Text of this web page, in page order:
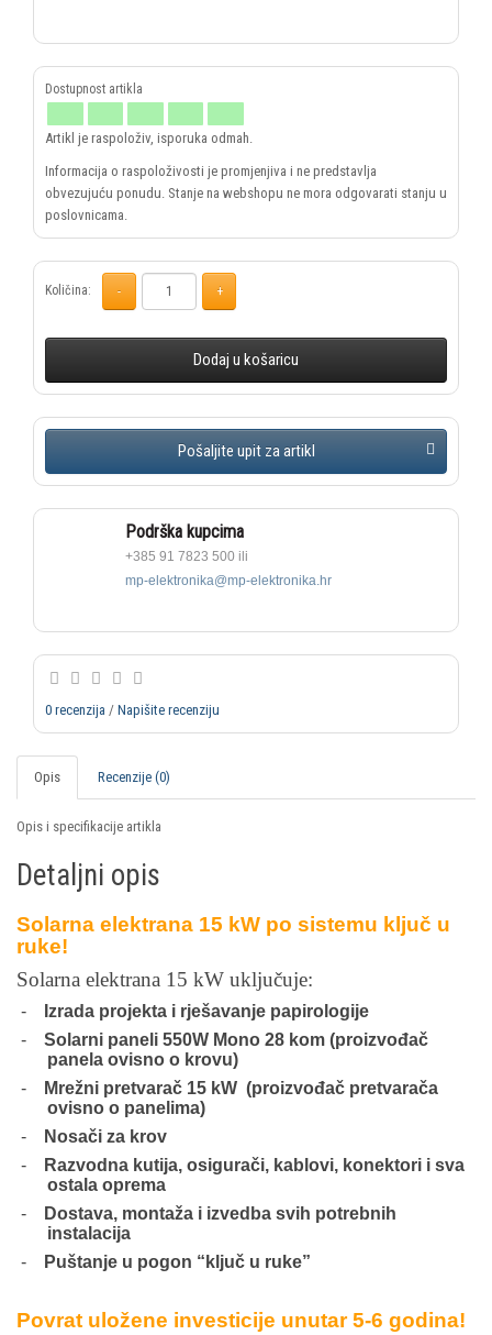
Artikl je raspoloživ, isporuka odmah.
Informacija o raspoloživosti je promjenjiva i ne predstavlja
obvezujuću ponudu. Stanje na webshopu ne mora odgovarati stanju u
poslovnicama.
Količina:
Dodaj u košaricu
Podrška kupcima
+385 91 7823 500 ili
mp-elektronika@mp-elektronika.hr
0 recenzija / Napišite recenziju
Opis Recenzije (0)
Opis i specifikacije artikla
Detaljni opis
Solarna elektrana 15 kW po sistemu ključ u
ruke!
Solarna elektrana 15 kW uključuje:
-
Izrada projekta i rješavanje papirologije
-
Solarni paneli 550W Mono 28 kom (proizvođač
panela ovisno o krovu)
-
Mrežni pretvarač 15 kW (proizvođač pretvarača
ovisno o panelima)
-
Nosači za krov
-
Razvodna kutija, osigurači, kablovi, konektori i sva
ostala oprema
-
Dostava, montaža i izvedba svih potrebnih
instalacija
-
Puštanje u pogon “ključ u ruke”
Povrat uložene investicije unutar 5-6 godina!